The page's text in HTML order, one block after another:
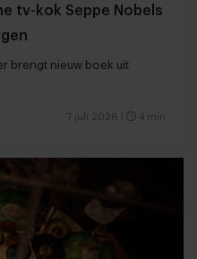
tv-kok Seppe Nobels
brengt nieuw boek uit
7 juli 2026 4 min